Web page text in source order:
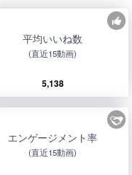
平均いいね数
(直近15動画)
5,138
エンゲージメント率
(直近15動画)